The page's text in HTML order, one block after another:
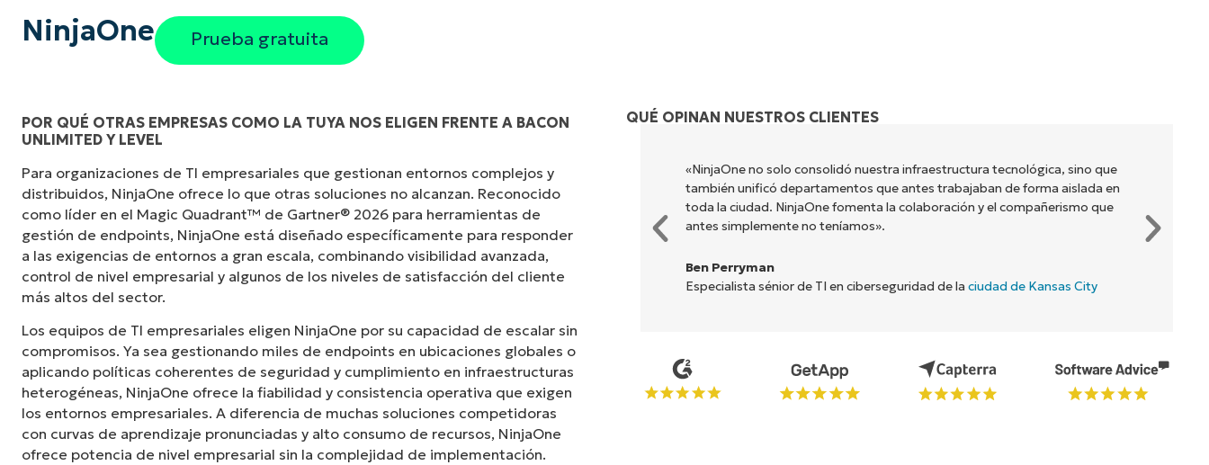
NinjaOne Prueba gratuita
POR QUÉ OTRAS EMPRESAS COMO LA TUYA NOS ELIGEN FRENTE A BACON
UNLIMITED Y LEVEL
Para organizaciones de TI empresariales que gestionan entornos complejos y
distribuidos, NinjaOne ofrece lo que otras soluciones no alcanzan. Reconocido
como líder en el Magic Quadrant™ de Gartner® 2026 para herramientas de
gestión de endpoints, NinjaOne está diseñado específicamente para responder
a las exigencias de entornos a gran escala, combinando visibilidad avanzada,
control de nivel empresarial y algunos de los niveles de satisfacción del cliente
más altos del sector.
Los equipos de TI empresariales eligen NinjaOne por su capacidad de escalar sin
compromisos. Ya sea gestionando miles de endpoints en ubicaciones globales o
aplicando políticas coherentes de seguridad y cumplimiento en infraestructuras
heterogéneas, NinjaOne ofrece la fiabilidad y consistencia operativa que exigen
los entornos empresariales. A diferencia de muchas soluciones competidoras
con curvas de aprendizaje pronunciadas y alto consumo de recursos, NinjaOne
ofrece potencia de nivel empresarial sin la complejidad de implementación.
QUÉ OPINAN NUESTROS CLIENTES
«Antes, necesitaba entre 10 y 15 herramientas diferentes para hacer lo que
NinjaOne logra en una sola interfaz centralizada. NinjaOne hace la vida
mucho más fácil».
Ernie Turner
Director de TI en
«NinjaOne no solo consolidó nuestra infraestructura tecnológica, sino que
también unificó departamentos que antes trabajaban de forma aislada en
toda la ciudad. NinjaOne fomenta la colaboración y el compañerismo que
antes simplemente no teníamos».
Ben Perryman
Especialista sénior de TI en ciberseguridad de la ciudad de Kansas City